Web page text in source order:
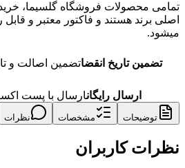
تمامی محصولات فروشگاه گلسیما،
اصلی برند هستند و فاکتور معتبر و قابل
میشود.
تضمین تاریخ انقضاتضمین اصالت و
ارسال رایگانارسال با پست
توضیحات مشخصات نظرات
نظرات کاربران